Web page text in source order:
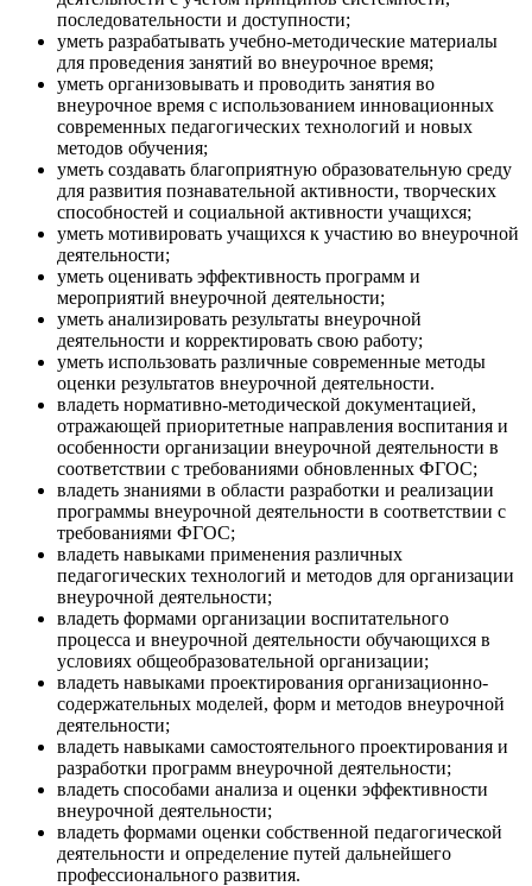
последовательности и доступности;
уметь разрабатывать учебно-методические материалы
для проведения занятий во внеурочное время;
уметь организовывать и проводить занятия во
внеурочное время с использованием инновационных
современных педагогических технологий и новых
методов обучения;
уметь создавать благоприятную образовательную среду
для развития познавательной активности, творческих
способностей и социальной активности учащихся;
уметь мотивировать учащихся к участию во внеурочной
деятельности;
уметь оценивать эффективность программ и
мероприятий внеурочной деятельности;
уметь анализировать результаты внеурочной
деятельности и корректировать свою работу;
уметь использовать различные современные методы
оценки результатов внеурочной деятельности.
владеть нормативно-методической документацией,
отражающей приоритетные направления воспитания и
особенности организации внеурочной деятельности в
соответствии с требованиями обновленных ФГОС;
владеть знаниями в области разработки и реализации
программы внеурочной деятельности в соответствии с
требованиями ФГОС;
владеть навыками применения различных
педагогических технологий и методов для организации
внеурочной деятельности;
владеть формами организации воспитательного
процесса и внеурочной деятельности обучающихся в
условиях общеобразовательной организации;
владеть навыками проектирования организационно-
содержательных моделей, форм и методов внеурочной
деятельности;
владеть навыками самостоятельного проектирования и
разработки программ внеурочной деятельности;
владеть способами анализа и оценки эффективности
внеурочной деятельности;
владеть формами оценки собственной педагогической
деятельности и определение путей дальнейшего
профессионального развития.